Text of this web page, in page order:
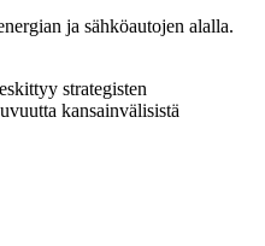
ja sähköautojen alalla.
strategisten
kansainvälisistä